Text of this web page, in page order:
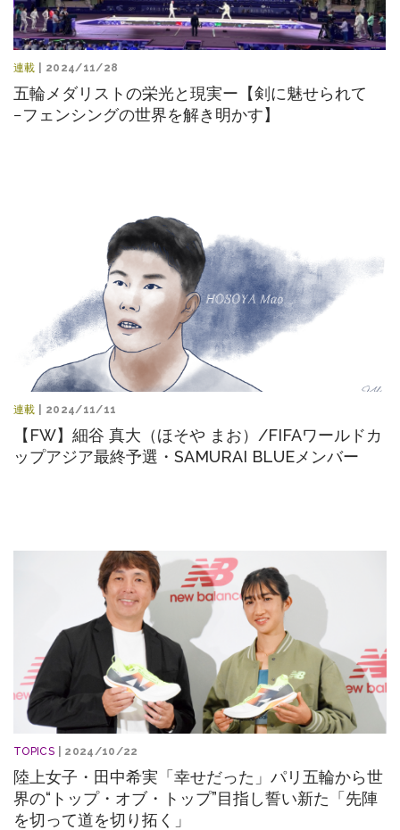
連載 | 2024/11/28
五輪メダリストの栄光と現実ー【剣に魅せられて
−フェンシングの世界を解き明かす】
連載 | 2024/11/11
【FW】細谷 真大（ほそや まお）/FIFAワールドカ
ップアジア最終予選・SAMURAI BLUEメンバー
TOPICS | 2024/10/22
陸上女子・田中希実「幸せだった」パリ五輪から世
界の“トップ・オブ・トップ”目指し誓い新た「先陣
を切って道を切り拓く」